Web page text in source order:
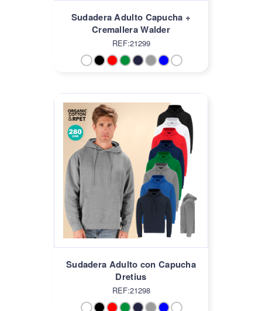
Sudadera Adulto Capucha +
Cremallera Walder
REF:21299
Sudadera Adulto con Capucha
Dretius
REF:21298